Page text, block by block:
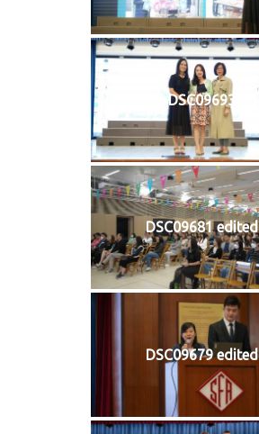
DSC09693
DSC09681 edited
DSC09679 edited